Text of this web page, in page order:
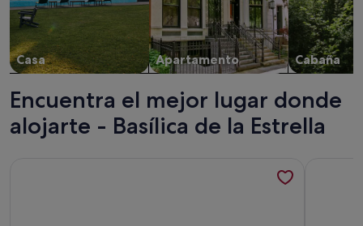
Casa Apartamento Cabaña
Encuentra el mejor lugar donde
alojarte - Basílica de la Estrella
Más información sobre Entire villa with swimming pool